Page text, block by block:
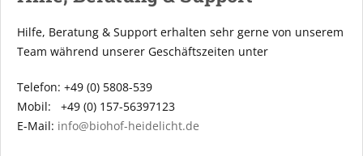
Hilfe, Beratung & Support erhalten sehr gerne von unserem
Team während unserer Geschäftszeiten unter
Telefon: +49 (0) 5808-539
Mobil: +49 (0) 157-56397123
E-Mail: info@biohof-heidelicht.de